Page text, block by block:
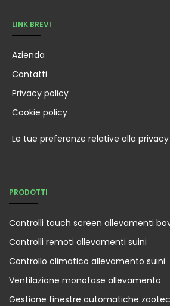
LINK BREVI
Azienda
Contatti
Privacy policy
Cookie policy
Le tue preferenze relative alla privacy
PRODOTTI
Controlli touch screen allevamenti
Controlli remoti allevamenti suini
Controllo climatico allevamento suini
Ventilazione monofase allevamento
Gestione finestre automatiche